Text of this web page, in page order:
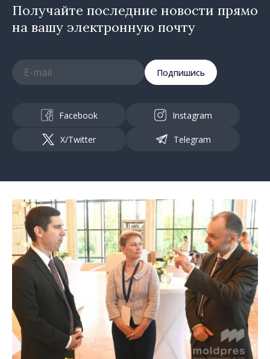
Получайте последние новости прямо
на вашу электронную почту
Подпишись
Facebook Instagram
X/Twitter Telegram